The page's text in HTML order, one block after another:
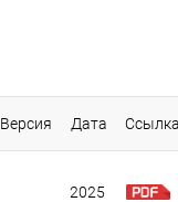
Версия Дата
2025